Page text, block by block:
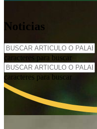
Noticias
caracteres para buscar
caracteres para buscar